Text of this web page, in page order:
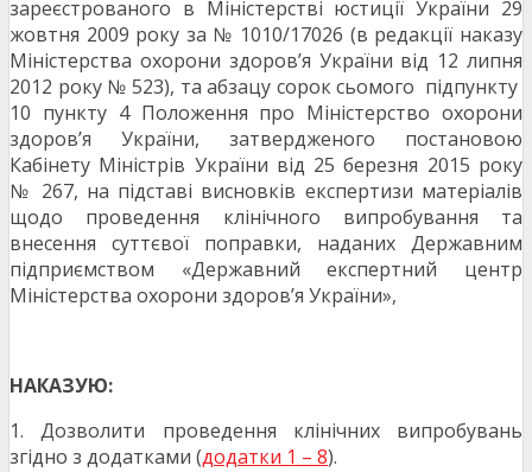
зареєстрованого в Міністерстві юстиції України 29
жовтня 2009 року за № 1010/17026 (в редакції наказу
Міністерства охорони здоров’я України від 12 липня
2012 року № 523), та абзацу сорок сьомого підпункту
10 пункту 4 Положення про Міністерство охорони
здоров’я України, затвердженого постановою
Кабінету Міністрів України від 25 березня 2015 року
№ 267, на підставі висновків експертизи матеріалів
щодо проведення клінічного випробування та
внесення суттєвої поправки, наданих Державним
підприємством «Державний експертний центр
Міністерства охорони здоров’я України»,
НАКАЗУЮ:
1. Дозволити проведення клінічних випробувань
згідно з додатками (додатки 1 – 8).